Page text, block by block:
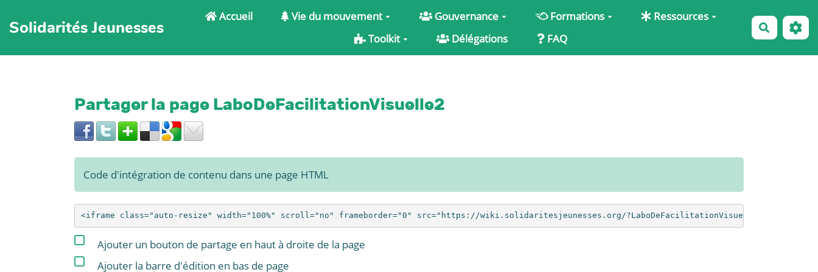
Solidarités Jeunesses
Accueil Vie du mouvement Gouvernance Formations
Ressources
Toolkit
Délégations FAQ
Partager la page LaboDeFacilitationVisuelle2
Code d'intégration de contenu dans une page HTML
Ajouter un bouton de partage en haut à droite de la page
Ajouter la barre d'édition en bas de page